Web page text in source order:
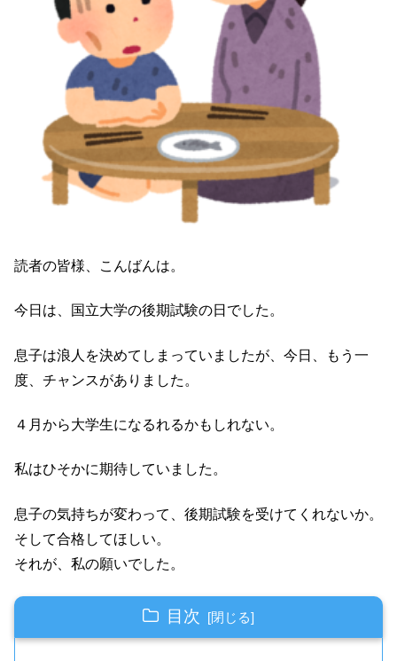
読者の皆様、こんばんは。
今日は、国立大学の後期試験の日でした。
息子は浪人を決めてしまっていましたが、今日、もう一
度、チャンスがありました。
４月から大学生になるれるかもしれない。
私はひそかに期待していました。
息子の気持ちが変わって、後期試験を受けてくれないか。
そして合格してほしい。
それが、私の願いでした。
目次